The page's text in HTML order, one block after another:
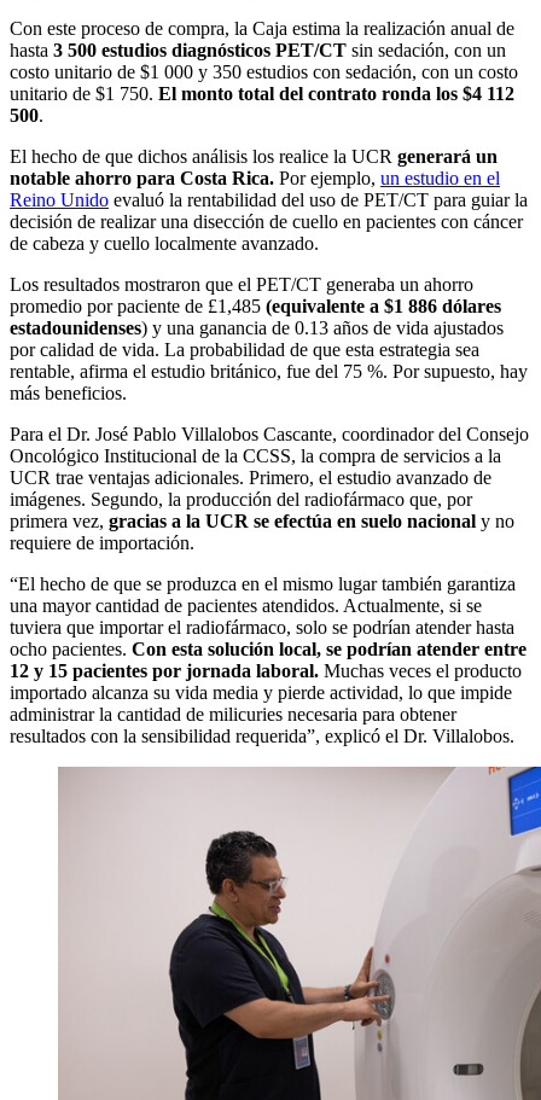
Con este proceso de compra, la Caja estima la realización anual de
hasta 3 500 estudios diagnósticos PET/CT sin sedación, con un
costo unitario de $1 000 y 350 estudios con sedación, con un costo
unitario de $1 750. El monto total del contrato ronda los $4 112
500.
El hecho de que dichos análisis los realice la UCR generará un
notable ahorro para Costa Rica. Por ejemplo, un estudio en el
Reino Unido evaluó la rentabilidad del uso de PET/CT para guiar la
decisión de realizar una disección de cuello en pacientes con cáncer
de cabeza y cuello localmente avanzado.
Los resultados mostraron que el PET/CT generaba un ahorro
promedio por paciente de £1,485 (equivalente a $1 886 dólares
estadounidenses) y una ganancia de 0.13 años de vida ajustados
por calidad de vida. La probabilidad de que esta estrategia sea
rentable, afirma el estudio británico, fue del 75 %. Por supuesto, hay
más beneficios.
Para el Dr. José Pablo Villalobos Cascante, coordinador del Consejo
Oncológico Institucional de la CCSS, la compra de servicios a la
UCR trae ventajas adicionales. Primero, el estudio avanzado de
imágenes. Segundo, la producción del radiofármaco que, por
primera vez, gracias a la UCR se efectúa en suelo nacional y no
requiere de importación.
“El hecho de que se produzca en el mismo lugar también garantiza
una mayor cantidad de pacientes atendidos. Actualmente, si se
tuviera que importar el radiofármaco, solo se podrían atender hasta
ocho pacientes. Con esta solución local, se podrían atender entre
12 y 15 pacientes por jornada laboral. Muchas veces el producto
importado alcanza su vida media y pierde actividad, lo que impide
administrar la cantidad de milicuries necesaria para obtener
resultados con la sensibilidad requerida”, explicó el Dr. Villalobos.